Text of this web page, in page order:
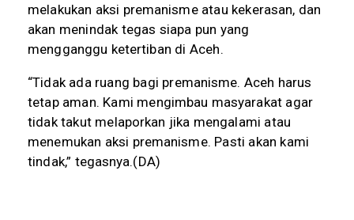
melakukan aksi premanisme atau kekerasan, dan
akan menindak tegas siapa pun yang
mengganggu ketertiban di Aceh.
“Tidak ada ruang bagi premanisme. Aceh harus
tetap aman. Kami mengimbau masyarakat agar
tidak takut melaporkan jika mengalami atau
menemukan aksi premanisme. Pasti akan kami
tindak,” tegasnya.(DA)